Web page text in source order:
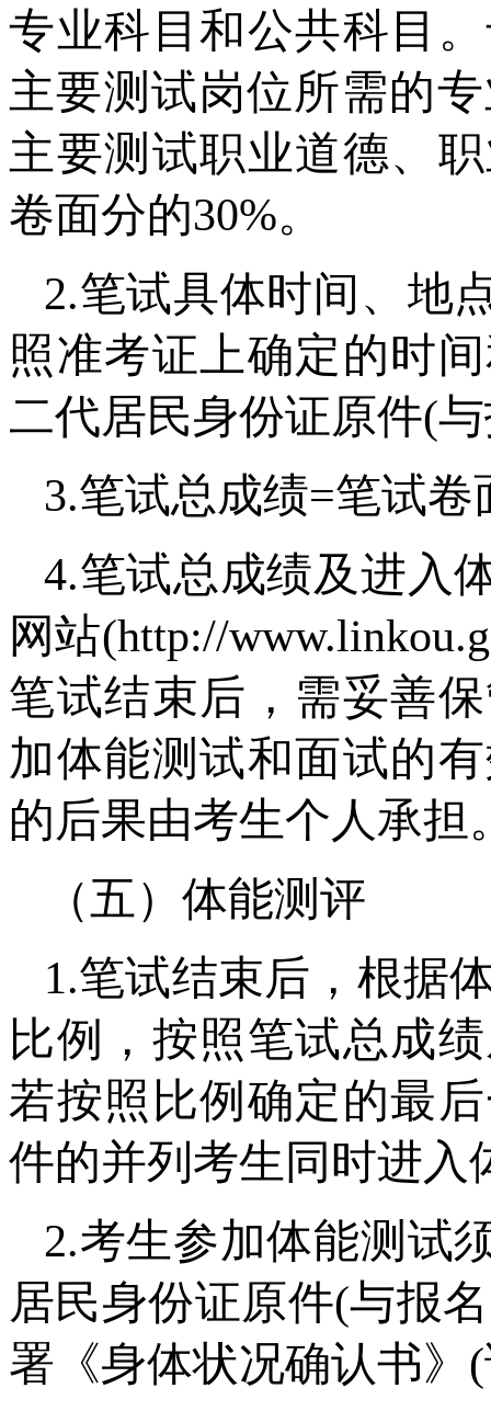
专业科目和公共科目
主要测试岗位所需的
主要测试职业道德、
卷面分的30%。
2.笔试具体时间、地
照准考证上确定的时
二代居民身份证原件(
3.笔试总成绩=笔试
4.笔试总成绩及进入
网站(http://
笔试结束后，需妥善
加体能测试和面试的
的后果由考生个人承担
（五）体能测评
1.笔试结束后，根据
比例，按照笔试总成
若按照比例确定的最
件的并列考生同时进入
2.考生参加体能测试
居民身份证原件(与报
署《身体状况确认书》